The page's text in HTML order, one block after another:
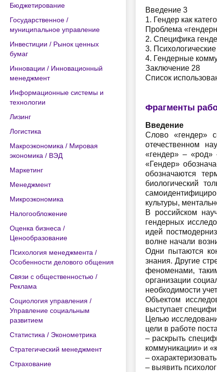
Бюджетирование
Государственное /
муниципальное управление
Инвестиции / Рынок ценных
бумаг
Инновации / Инновационный
менеджмент
Информационные системы и
технологии
Лизинг
Логистика
Макроэкономика / Мировая
экономика / ВЭД
Маркетинг
Менеджмент
Микроэкономика
Налогообложение
Оценка бизнеса /
Ценообразование
Психология менеджмента /
Особенности делового общения
Связи с общественностью /
Реклама
Социология управления /
Управление социальным
развитием
Статистика / Эконометрика
Стратегический менеджмент
Страхование
Введение 3
1. Гендер как
Проблема
2. Специфика
3.
4. Гендерные
Заключение 28
Список
Фрагменты
Введение
Слово «гендер»
отечественном
«гендер» – «род»
«Гендер»
обозначаются
биологический
культуры,
В российском
гендерных
идей
волне начали
Одни пытаются
знания. Другие
феноменами,
организации
необходимости
Объектом
выступает
Целью
цели в работе
– раскрыть
коммуникации» и
–
– выявить